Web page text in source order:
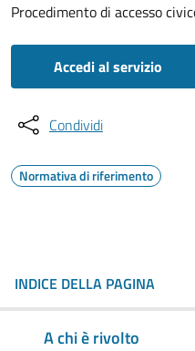
Procedimento di accesso
Accedi al servizio
Condividi
Normativa di riferimento
INDICE DELLA PAGINA
A chi è rivolto